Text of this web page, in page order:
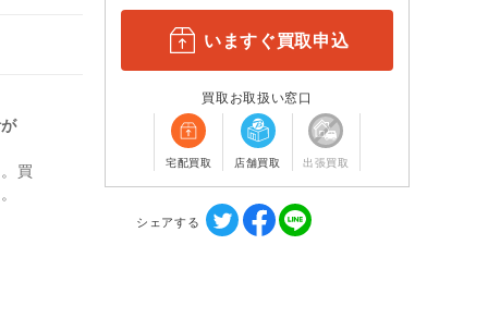
買
いますぐ買取申込
買取お取扱い窓口
宅配買取 店舗買取 出張買取
シェアする